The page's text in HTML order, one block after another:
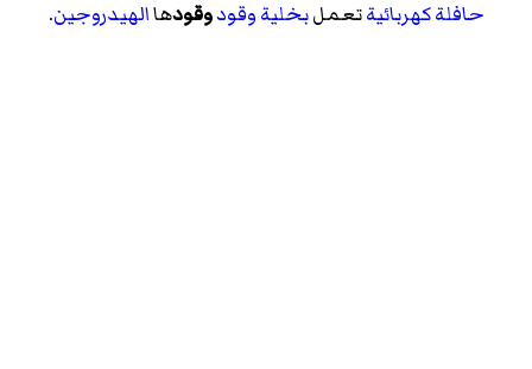
حافلةكهربائيةتعملبخلية وقودوقودهاالهيدروجين.